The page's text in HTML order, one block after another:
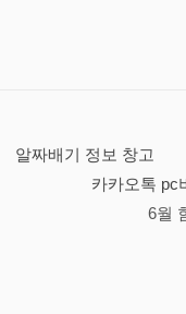
알짜배기 정보 창고
카카오톡 pc
6월